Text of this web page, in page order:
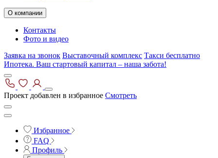
О компании
Контакты
Фото и видео
Заявка на звонок Выставочный комплекс Такси бесплатно
Ипотека. Ваш стартовый капитал – наша забота!
Проект добавлен в избранное Смотреть
Избранное
FAQ
Профиль